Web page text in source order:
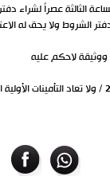
الشروط ولا يحق له